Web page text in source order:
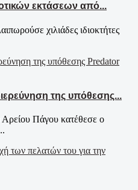
εκτάσεων από...
χιλιάδες ιδιοκτήτες
της υπόθεσης...
Αρείου Πάγου κατέθεσε ο